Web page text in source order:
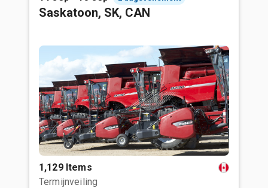
Saskatoon, SK, CAN
1,129 Items
Termijnveiling